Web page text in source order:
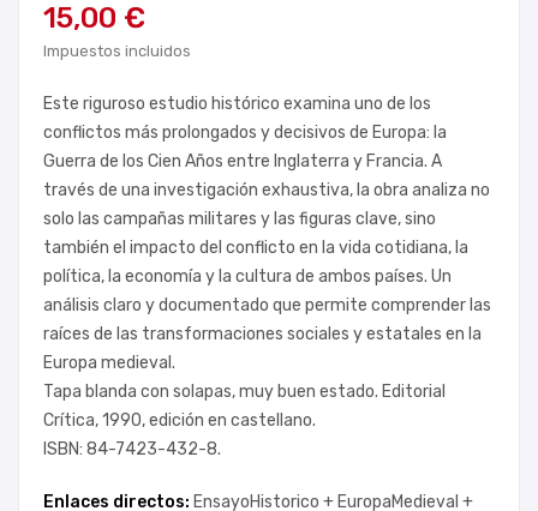
15,00 €
Impuestos incluidos
Este riguroso estudio histórico examina uno de los
conflictos más prolongados y decisivos de Europa: la
Guerra de los Cien Años entre Inglaterra y Francia. A
través de una investigación exhaustiva, la obra analiza no
solo las campañas militares y las figuras clave, sino
también el impacto del conflicto en la vida cotidiana, la
política, la economía y la cultura de ambos países. Un
análisis claro y documentado que permite comprender las
raíces de las transformaciones sociales y estatales en la
Europa medieval.
Tapa blanda con solapas, muy buen estado. Editorial
Crítica, 1990, edición en castellano.
ISBN: 84-7423-432-8.
Enlaces directos: EnsayoHistorico + EuropaMedieval +